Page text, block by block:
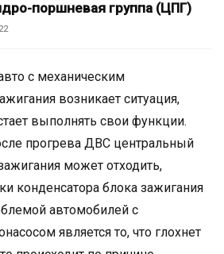
поршневая группа (ЦПГ)
с механическим
возникает ситуация,
выполнять свои функции.
прогрева ДВС центральный
может отходить,
конденсатора блока зажигания
автомобилей с
является то, что глохнет